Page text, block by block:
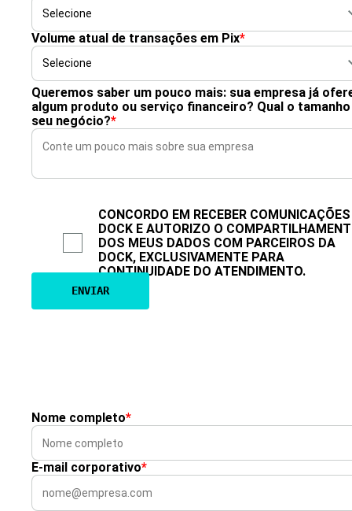
Volume atual de transações em Pix*
Queremos saber um pouco mais: sua empresa já
algum produto ou serviço financeiro? Qual o
seu negócio?*
CONCORDO EM RECEBER
DOCK E AUTORIZO O
DOS MEUS DADOS COM PARCEIROS DA
DOCK, EXCLUSIVAMENTE PARA
CONTINUIDADE DO ATENDIMENTO.
Nome completo*
E-mail corporativo*